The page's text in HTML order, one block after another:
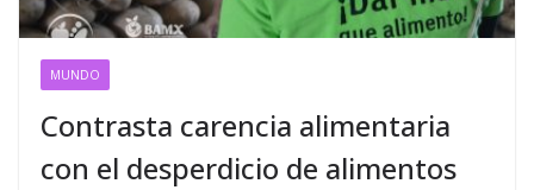
MUNDO
Contrasta carencia alimentaria
con el desperdicio de alimentos